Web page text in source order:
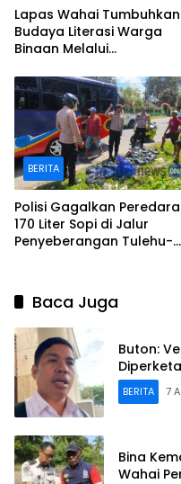
Lapas Wahai Tumbuhkan
Budaya Literasi Warga
Binaan Melalui
BERITA
Polisi Gagalkan
170 Liter Sopi di Jalur
Penyeberangan Tulehu-
Baca Juga
Buton:
BERITA 7
Bina
Wahai